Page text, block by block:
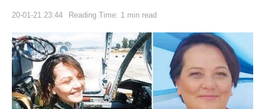
20-01-21 23:44 Reading Time: 1 min read